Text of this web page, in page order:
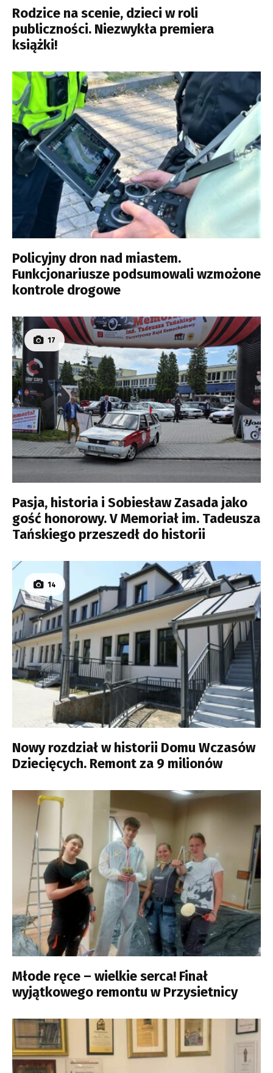
Rodzice na scenie, dzieci w roli
publiczności. Niezwykła premiera
książki!
Policyjny dron nad miastem.
Funkcjonariusze podsumowali wzmożone
kontrole drogowe
17
Pasja, historia i Sobiesław Zasada jako
gość honorowy. V Memoriał im. Tadeusza
Tańskiego przeszedł do historii
14
Nowy rozdział w historii Domu Wczasów
Dziecięcych. Remont za 9 milionów
Młode ręce – wielkie serca! Finał
wyjątkowego remontu w Przysietnicy